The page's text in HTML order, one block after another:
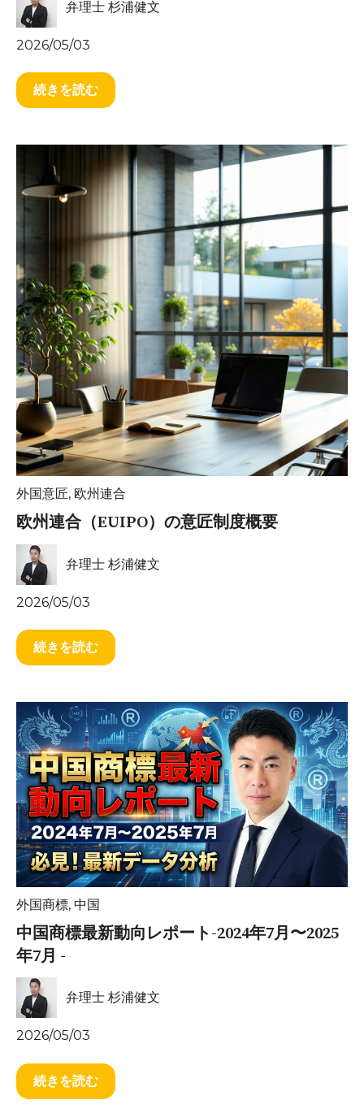
弁理士 杉浦健文
2026/05/03
続きを読む
外国意匠, 欧州連合
欧州連合（EUIPO）の意匠制度概要
弁理士 杉浦健文
2026/05/03
続きを読む
外国商標, 中国
中国商標最新動向レポート-2024年7月〜2025
年7月 -
弁理士 杉浦健文
2026/05/03
続きを読む